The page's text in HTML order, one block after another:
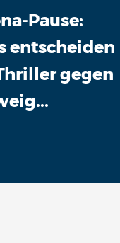
Pause:
entscheiden
gegen